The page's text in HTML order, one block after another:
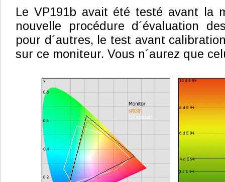
Le VP191b avait été testé avant la
nouvelle procédure d´évaluation
pour d´autres, le test avant
sur ce moniteur. Vous n´aurez que